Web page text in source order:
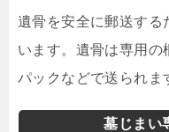
遺骨を安全に郵送する
います。遺骨は専用の
パックなどで送られま
墓じまい